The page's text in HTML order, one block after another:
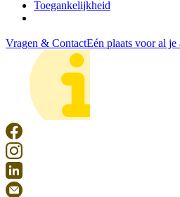
Toegankelijkheid
Vragen & ContactEén plaats voor al je